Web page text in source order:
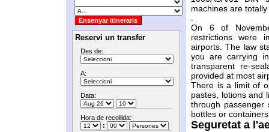
Reservi un transfer
Des de:
A:
Data:
Hora de recollida:
:
machines are
.
On 6 of
restrictions were
airports. The law
you are carrying
transparent re-
provided at most
There is a limit of
pastes, lotions and
through passenger
bottles or
Seguretat a